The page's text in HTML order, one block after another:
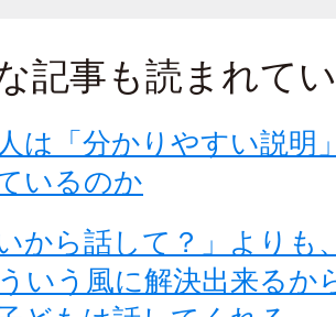
記事も読まれて
は「分かりやすい説明
いるのか
いから話して？」よりも
いう風に解決出来るか